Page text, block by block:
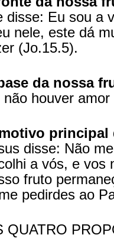
disse: Eu sou a
nele, este dá
(Jo.15.5).
da nossa
não houver
principal
disse: Não
a vós, e vos
fruto
pedirdes ao
QUATRO